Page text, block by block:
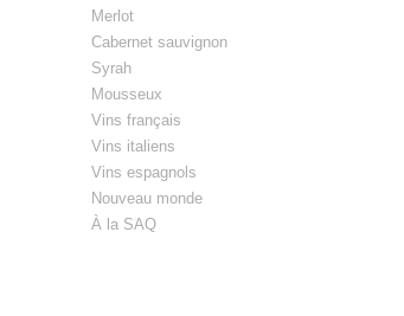
Merlot
Cabernet sauvignon
Syrah
Mousseux
Vins français
Vins italiens
Vins espagnols
Nouveau monde
À la SAQ